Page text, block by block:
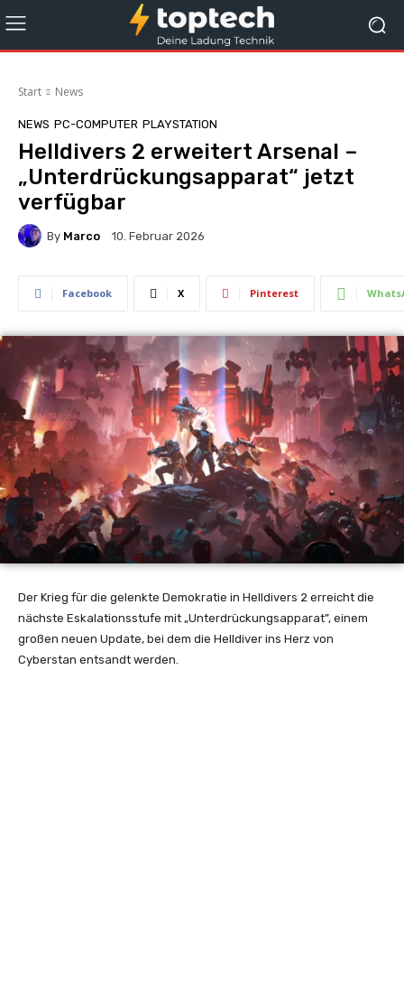
Start News
NEWS PC-COMPUTER PLAYSTATION
Helldivers 2 erweitert Arsenal –
„Unterdrückungsapparat“ jetzt
verfügbar
By Marco 10. Februar 2026
Facebook X Pinterest
Der Krieg für die gelenkte Demokratie in Helldivers 2 erreicht die
nächste Eskalationsstufe mit „Unterdrückungsapparat”, einem
großen neuen Update, bei dem die Helldiver ins Herz von
Cyberstan entsandt werden.